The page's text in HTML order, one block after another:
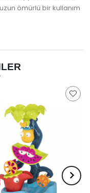
ömürlü bir kullanım